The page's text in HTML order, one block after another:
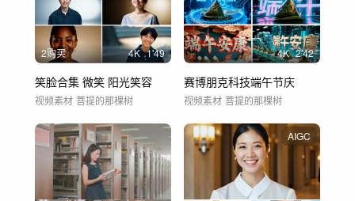
2购买 4K 1'49
笑脸合集 微笑 阳光笑容
视频素材 菩提的那棵树
4K 2'42
赛博朋克科技端午节庆
视频素材 菩提的那棵树
AIGC